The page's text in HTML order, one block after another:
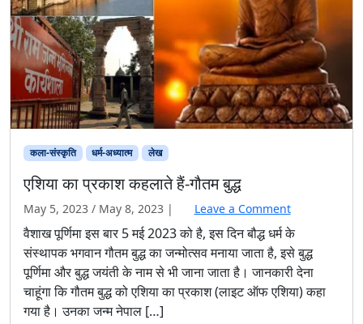
कला-संस्कृति धर्म-अध्यात्म लेख
एशिया का प्रकाश कहलाते हैं-गौतम बुद्ध
May 5, 2023 / May 8, 2023 | Leave a Comment
वैशाख पूर्णिमा इस बार 5 मई 2023 को है, इस दिन बौद्ध धर्म के
संस्थापक भगवान गौतम बुद्ध का जन्मोत्सव मनाया जाता है, इसे बुद्ध
पूर्णिमा और बुद्ध जयंती के नाम से भी जाना जाता है। जानकारी देना
चाहूंगा कि गौतम बुद्ध को एशिया का प्रकाश (लाइट ऑफ एशिया) कहा
गया है। उनका जन्म नेपाल […]